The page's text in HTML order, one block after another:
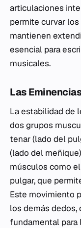
articulaciones
permite curvar
mantienen
esencial para
musicales.
Las
La estabilidad de
dos grupos
tenar (lado del
(lado del
músculos como
pulgar, que
Este movimiento
los demás dedos,
fundamental para